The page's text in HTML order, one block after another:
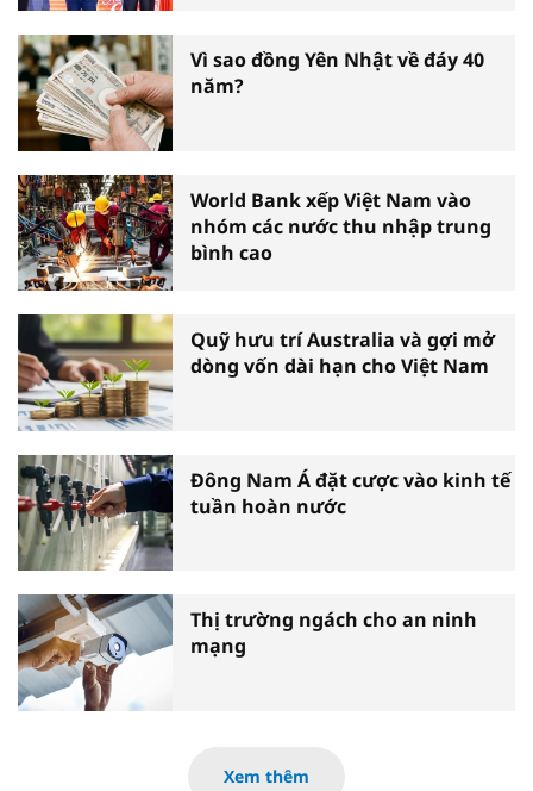
Vì sao đồng Yên Nhật về đáy 40
năm?
World Bank xếp Việt Nam vào
nhóm các nước thu nhập trung
bình cao
Quỹ hưu trí Australia và gợi mở
dòng vốn dài hạn cho Việt Nam
Đông Nam Á đặt cược vào kinh tế
tuần hoàn nước
Thị trường ngách cho an ninh
mạng
Xem thêm